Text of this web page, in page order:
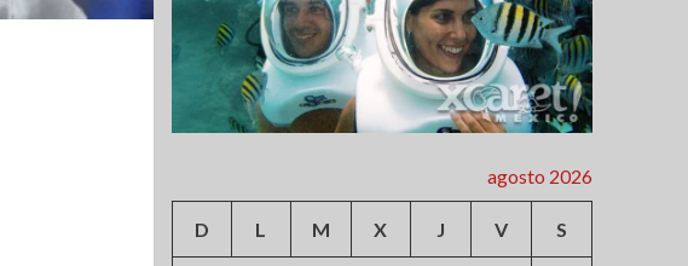
agosto 2026
D L M X J V S